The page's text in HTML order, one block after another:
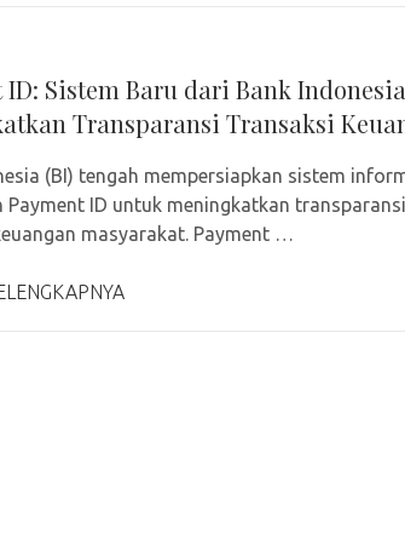
ID: Sistem Baru dari Bank
Transparansi Transaksi
(BI) tengah mempersiapkan sistem
Payment ID untuk meningkatkan
masyarakat. Payment …